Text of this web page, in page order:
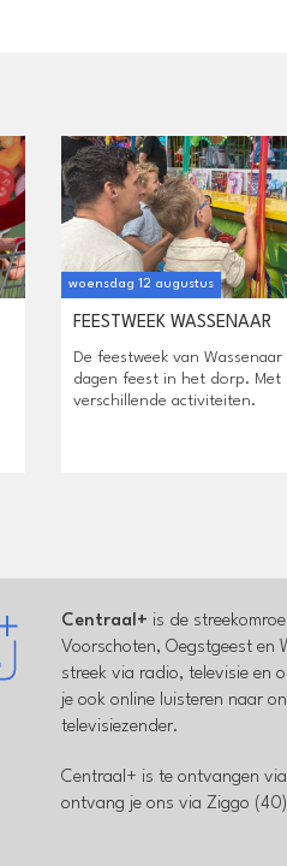
woensdag 12 augustus
FEESTWEEK WASSENAAR
De feestweek van
dagen feest in het dorp. Met
verschillende activiteiten.
Centraal+ is de
Voorschoten, Oegstgeest en
streek via radio, televisie en
je ook online luisteren naar
televisiezender.
Centraal+ is te ontvangen
ontvang je ons via Ziggo